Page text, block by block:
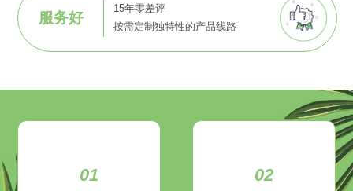
服务好
15年零差评
按需定制独特性的产品线路
01
02